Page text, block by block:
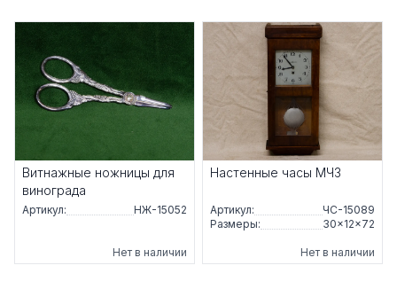
Витнажные ножницы для
винограда
Артикул: НЖ-15052
Нет в наличии
Настенные часы МЧЗ
Артикул:
ЧС-15089
Размеры:
30×12×72
Нет в наличии